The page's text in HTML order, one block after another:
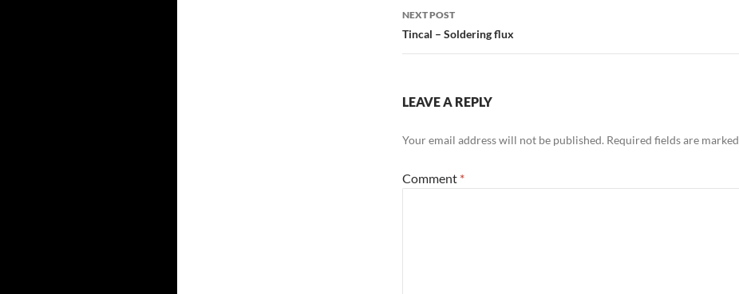
NEXT POST
Tincal – Soldering flux
LEAVE A REPLY
Your email address will not be published. Required fields are marked
Comment *